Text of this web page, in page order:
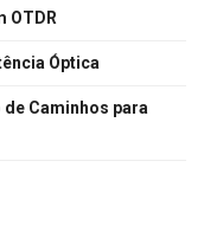
OTDR
Óptica
de Caminhos para